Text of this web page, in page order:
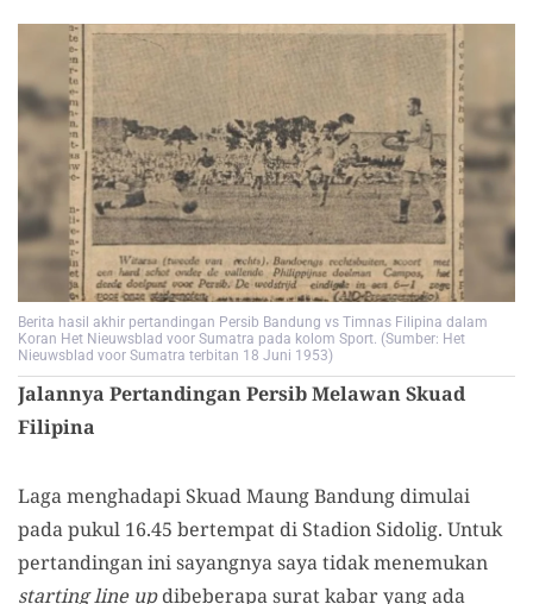
Berita hasil akhir pertandingan Persib Bandung vs Timnas Filipina dalam
Koran Het Nieuwsblad voor Sumatra pada kolom Sport. (Sumber: Het
Nieuwsblad voor Sumatra terbitan 18 Juni 1953)
Jalannya Pertandingan Persib Melawan Skuad
Filipina
Laga menghadapi Skuad Maung Bandung dimulai
pada pukul 16.45 bertempat di Stadion Sidolig. Untuk
pertandingan ini sayangnya saya tidak menemukan
starting line updibeberapa surat kabar yang ada